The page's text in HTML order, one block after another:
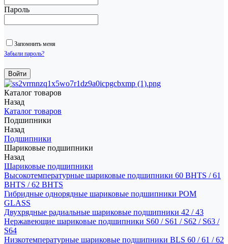
Пароль
Запомнить меня
Забыли пароль?
Каталог товаров
Назад
Каталог товаров
Подшипники
Назад
Подшипники
Шариковые подшипники
Назад
Шариковые подшипники
Высокотемпературные шариковые подшипники 60 BHTS / 61
BHTS / 62 BHTS
Гибридные однорядные шариковые подшипники POM
GLASS
Двухрядные радиальные шариковые подшипники 42 / 43
Нержавеющие шариковые подшипники S60 / S61 / S62 / S63 /
S64
Низкотемпературные шариковые подшипники BLS 60 / 61 / 62